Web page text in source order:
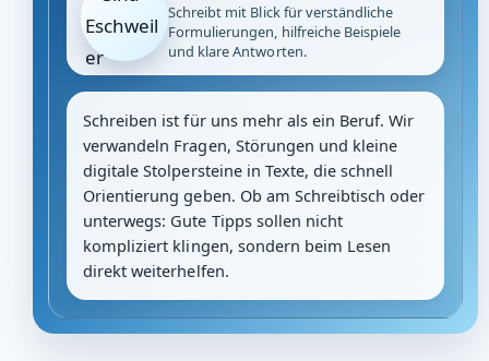
Schreibt mit Blick für verständliche
Formulierungen, hilfreiche Beispiele
und klare Antworten.
Schreiben ist für uns mehr als ein Beruf. Wir
verwandeln Fragen, Störungen und kleine
digitale Stolpersteine in Texte, die schnell
Orientierung geben. Ob am Schreibtisch oder
unterwegs: Gute Tipps sollen nicht
kompliziert klingen, sondern beim Lesen
direkt weiterhelfen.